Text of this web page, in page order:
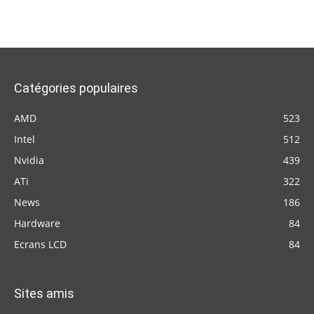
Catégories populaires
AMD
523
Intel
512
Nvidia
439
ATi
322
News
186
Hardware
84
Ecrans LCD
84
Sites amis